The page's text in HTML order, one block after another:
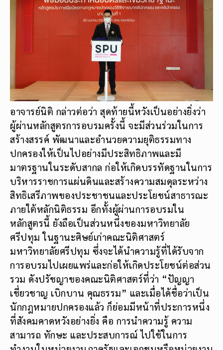
อาจารย์นิติ กล่าวต่อว่า สุดท้ายนี้หวังเป็นอย่างยิ่งว่า
ผู้ผ่านหลักสูตรการอบรมครั้งนี้ จะมีส่วนร่วมในการ
สร้างสรรค์ พัฒนาและอำนวยความยุติธรรมทาง
ปกครองให้เป็นไปอย่างมีประสิทธิภาพและมี
มาตรฐานในระดับสากล ก่อให้เกิดบรรทัดฐานในการ
บริหารราชการแผ่นดินและสร้างความสมดุลระหว่าง
สิทธิเสรีภาพของประชาชนและประโยชน์สาธารณะ
ภายใต้หลักนิติธรรม อีกทั้งผู้ผ่านการอบรมใน
หลักสูตรนี้ ยังถือเป็นส่วนหนึ่งของมหาวิทยาลัย
ศรีปทุม ในฐานะศิษย์เก่าคณะนิติศาสตร์
มหาวิทยาลัยศรีปทุม ซึ่งจะได้นำความรู้ที่ได้รับจาก
การอบรมไปเผยแพร่และก่อให้เกิดประโยชน์ต่อส่วน
รวม ดังปรัชญาของคณะนิติศาสตร์ที่ว่า “ปัญญา
เชี่ยวชาญ เบิกบาน คุณธรรม” และเมื่อได้ชื่อว่าเป็น
นักกฎหมายปกครองแล้ว ก็ย่อมมีหน้าที่ประการหนึ่ง
ที่สังคมคาดหวังอย่างยิ่ง คือ การนำความรู้ ความ
สามารถ ทักษะ และประสบการณ์ ไปใช้ในการ